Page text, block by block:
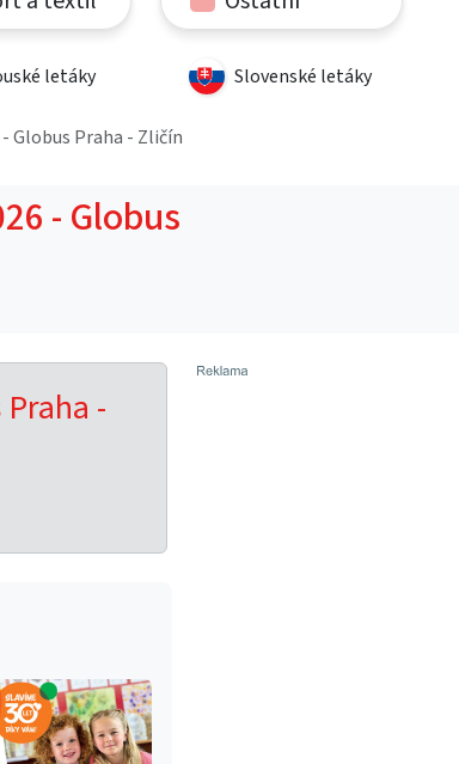
letáky Slovenské letáky
Globus Praha - Zličín
- Globus
-